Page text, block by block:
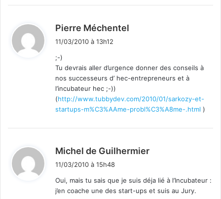
Pierre Méchentel
:
11/03/2010 à 13h12
;-)
Tu devrais aller d’urgence donner des conseils à
nos successeurs d’ hec-entrepreneurs et à
l’incubateur hec ;-))
(http://www.tubbydev.com/2010/01/sarkozy-et-
startups-m%C3%AAme-probl%C3%A8me-.html )
Michel de Guilhermier
:
11/03/2010 à 15h48
Oui, mais tu sais que je suis déja lié à l’Incubateur :
j’en coache une des start-ups et suis au Jury.